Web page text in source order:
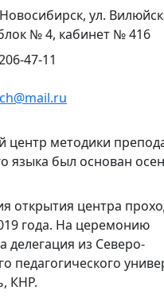
ул.
№ 4, кабинет № 416
47-11
центр методики
языка был основан
открытия центра
года. На церемонию
делегация из Северо-
педагогического
КНР.